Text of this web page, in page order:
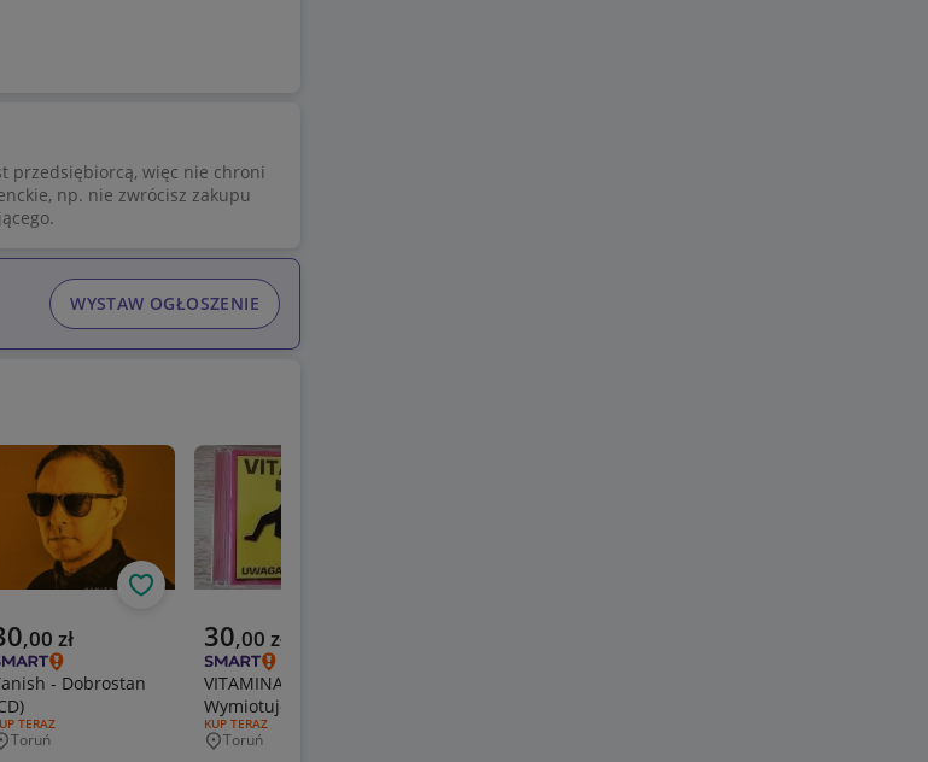
przedsiębiorcą, więc nie chroni
np. nie zwrócisz zakupu
cena
,00 zł
- Dobrostan
OFERTY:
TERAZ
Toruń
Obserwuj
Aktualna cena
30,00 zł
VITAMINA - Uwaga!
Wymiotuję (CD)
RODZAJ OFERTY:
KUP TERAZ
Miejscowość
Toruń
WYSTAW OGŁOSZENIE